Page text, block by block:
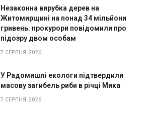
Незаконна вирубка дерев на
Житомирщині на понад 34 мільйони
гривень: прокурори повідомили про
підозру двом особам
7 СЕРПНЯ, 2026
У Радомишлі екологи підтвердили
масову загибель риби в річці Мика
7 СЕРПНЯ, 2026